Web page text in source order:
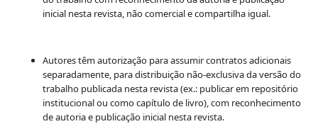
inicial nesta revista, não comercial e compartilha igual.
Autores têm autorização para assumir contratos adicionais
separadamente, para distribuição não-exclusiva da versão do
trabalho publicada nesta revista (ex.: publicar em repositório
institucional ou como capítulo de livro), com reconhecimento
de autoria e publicação inicial nesta revista.